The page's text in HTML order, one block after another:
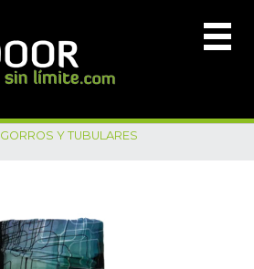
GORROS Y TUBULARES